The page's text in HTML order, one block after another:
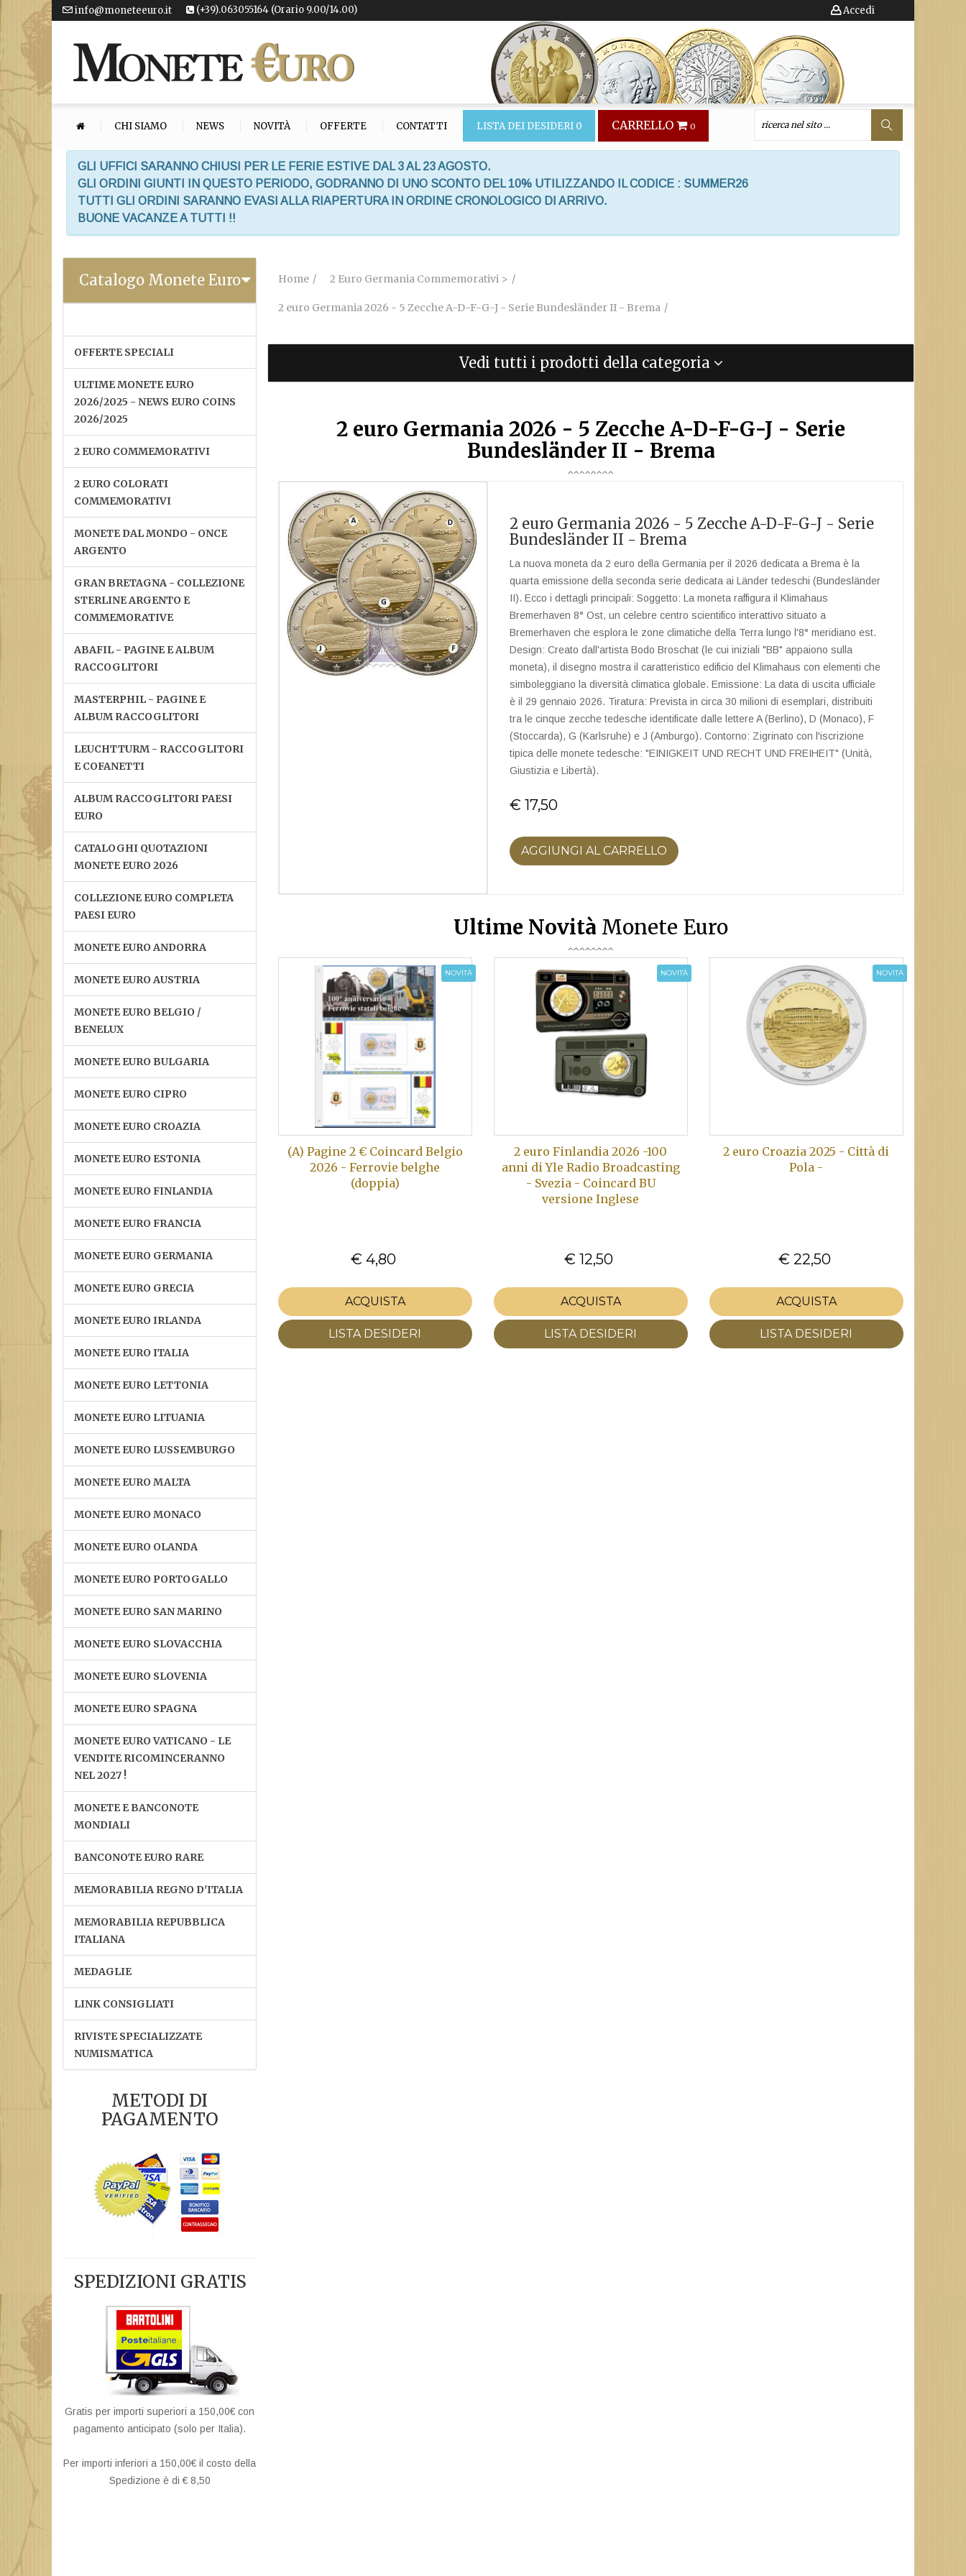
info@moneteeuro.it (+39).063055164 (Orario 9.00/14.00) Accedi
CHI SIAMO NEWS NOVITÀ OFFERTE CONTATTI LISTA DEI DESIDERI 0 CARRELLO 0
GLI UFFICI SARANNO CHIUSI PER LE FERIE ESTIVE DAL 3 AL 23 AGOSTO.
GLI ORDINI GIUNTI IN QUESTO PERIODO, GODRANNO DI UNO SCONTO DEL 10% UTILIZZANDO IL CODICE : SUMMER26
TUTTI GLI ORDINI SARANNO EVASI ALLA RIAPERTURA IN ORDINE CRONOLOGICO DI ARRIVO.
BUONE VACANZE A TUTTI !!
Catalogo Monete Euro
OFFERTE SPECIALI
ULTIME MONETE EURO
2026/2025 - NEWS EURO COINS
2026/2025
2 EURO COMMEMORATIVI
2 EURO COLORATI
COMMEMORATIVI
MONETE DAL MONDO - ONCE
ARGENTO
GRAN BRETAGNA - COLLEZIONE
STERLINE ARGENTO E
COMMEMORATIVE
ABAFIL - PAGINE E ALBUM
RACCOGLITORI
MASTERPHIL - PAGINE E
ALBUM RACCOGLITORI
LEUCHTTURM - RACCOGLITORI
E COFANETTI
ALBUM RACCOGLITORI PAESI
EURO
CATALOGHI QUOTAZIONI
MONETE EURO 2026
COLLEZIONE EURO COMPLETA
PAESI EURO
MONETE EURO ANDORRA
MONETE EURO AUSTRIA
MONETE EURO BELGIO /
BENELUX
MONETE EURO BULGARIA
MONETE EURO CIPRO
MONETE EURO CROAZIA
MONETE EURO ESTONIA
MONETE EURO FINLANDIA
MONETE EURO FRANCIA
MONETE EURO GERMANIA
MONETE EURO GRECIA
MONETE EURO IRLANDA
MONETE EURO ITALIA
MONETE EURO LETTONIA
MONETE EURO LITUANIA
MONETE EURO LUSSEMBURGO
MONETE EURO MALTA
MONETE EURO MONACO
MONETE EURO OLANDA
MONETE EURO PORTOGALLO
MONETE EURO SAN MARINO
MONETE EURO SLOVACCHIA
MONETE EURO SLOVENIA
MONETE EURO SPAGNA
MONETE EURO VATICANO - LE
VENDITE RICOMINCERANNO
NEL 2027 !
MONETE E BANCONOTE
MONDIALI
BANCONOTE EURO RARE
MEMORABILIA REGNO D'ITALIA
MEMORABILIA REPUBBLICA
ITALIANA
MEDAGLIE
LINK CONSIGLIATI
RIVISTE SPECIALIZZATE
NUMISMATICA
METODI DI
PAGAMENTO
SPEDIZIONI GRATIS
Gratis per importi superiori a 150,00€ con
pagamento anticipato (solo per Italia).
Per importi inferiori a 150,00€ il costo della
Spedizione è di € 8,50
Home 2 Euro Germania Commemorativi >
2 euro Germania 2026 - 5 Zecche A-D-F-G-J - Serie Bundesländer II - Brema
Vedi tutti i prodotti della categoria
2 euro Germania 2026 - 5 Zecche A-D-F-G-J - Serie
Bundesländer II - Brema
2 euro Germania 2026 - 5 Zecche A-D-F-G-J - Serie
Bundesländer II - Brema
La nuova moneta da 2 euro della Germania per il 2026 dedicata a Brema è la
quarta emissione della seconda serie dedicata ai Länder tedeschi (Bundesländer
II). Ecco i dettagli principali: Soggetto: La moneta raffigura il Klimahaus
Bremerhaven 8° Ost, un celebre centro scientifico interattivo situato a
Bremerhaven che esplora le zone climatiche della Terra lungo l'8° meridiano est.
Design: Creato dall'artista Bodo Broschat (le cui iniziali "BB" appaiono sulla
moneta), il disegno mostra il caratteristico edificio del Klimahaus con elementi che
simboleggiano la diversità climatica globale. Emissione: La data di uscita ufficiale
è il 29 gennaio 2026. Tiratura: Prevista in circa 30 milioni di esemplari, distribuiti
tra le cinque zecche tedesche identificate dalle lettere A (Berlino), D (Monaco), F
(Stoccarda), G (Karlsruhe) e J (Amburgo). Contorno: Zigrinato con l'iscrizione
tipica delle monete tedesche: "EINIGKEIT UND RECHT UND FREIHEIT" (Unità,
Giustizia e Libertà).
€ 17,50
AGGIUNGI AL CARRELLO
Ultime Novità Monete Euro
NOVITÀ
(A) Pagine 2 € Coincard Belgio
2026 - Ferrovie belghe
(doppia)
€ 4,80
ACQUISTA
LISTA DESIDERI
NOVITÀ
2 euro Finlandia 2026 -100
anni di Yle Radio Broadcasting
- Svezia - Coincard BU
versione Inglese
€ 12,50
ACQUISTA
LISTA DESIDERI
NOVITÀ
2 euro Croazia 2025 - Città di
Pola -
€ 22,50
ACQUISTA
LISTA DESIDERI